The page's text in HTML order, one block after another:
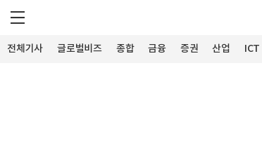
전체기사 글로벌비즈 종합 금융 증권 산업 ICT